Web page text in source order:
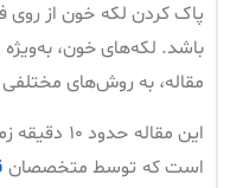
پاک کردن لکه خون از
باشد. لکه‌های خون،
مقاله، به روش‌های
این
است که توسط متخصصان